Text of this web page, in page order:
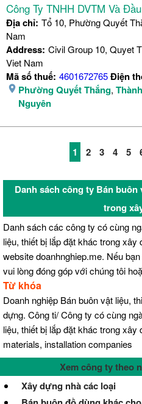
Công Ty TNHH DVTM Và
Địa chỉ: Tổ 10, Phường Quyết
Nam
Address: Civil Group 10, Quyet
Viet Nam
Mã số thuế: 4601672765Điện
Phường Quyết Thắng,
Nguyên
1 2 3 4 5
Danh sách công ty Bán
trong
Danh sách các công ty có cùng
liệu, thiết bị lắp đặt khác trong
website doanhnghiep.me. Nếu
vui lòng đóng góp với chúng tôi
Từ khóa
Doanh nghiệp Bán buôn vật liệu,
dựng. Công ti/ Công ty có cùng
liệu, thiết bị lắp đặt khác trong
materials, installation companies
Xem công ty theo
Xây dựng nhà các loại